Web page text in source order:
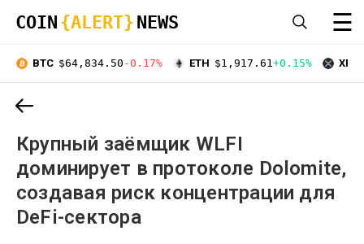
COIN {ALERT} NEWS ☰
BTC $64,834.50 -0.17% ETH $1,917.61+0.15% XRP
Крупный заёмщик WLFI
доминирует в протоколе Dolomite,
создавая риск концентрации для
DeFi-сектора